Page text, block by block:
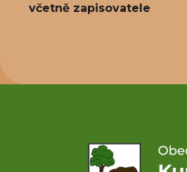
včetně zapisovatele